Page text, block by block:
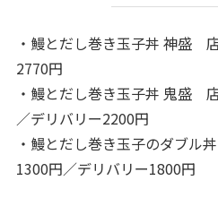
・鰻とだし巻き玉子丼 神盛
2770円
・鰻とだし巻き玉子丼 鬼盛
／デリバリー2200円
・鰻とだし巻き玉子のダブル
1300円／デリバリー1800円